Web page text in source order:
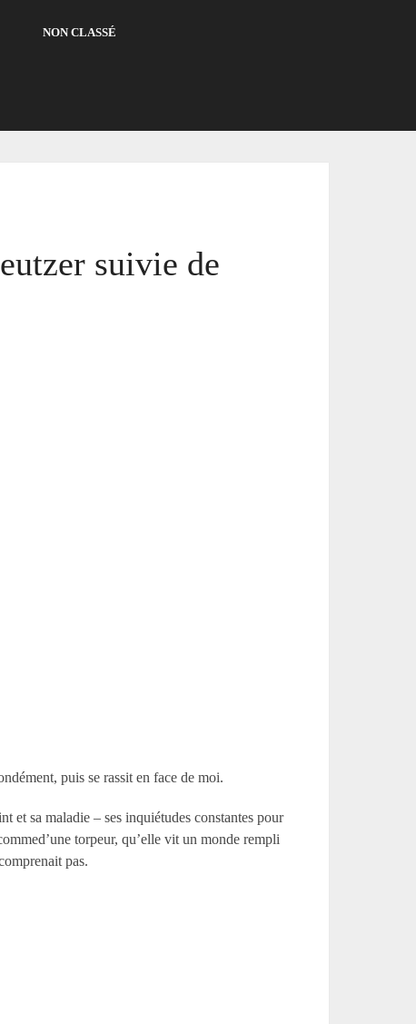
NON CLASSÉ
suivie de
puis se rassit en face de moi.
et sa maladie – ses inquiétudes constantes pour
torpeur, qu’elle vit un monde rempli
pas.